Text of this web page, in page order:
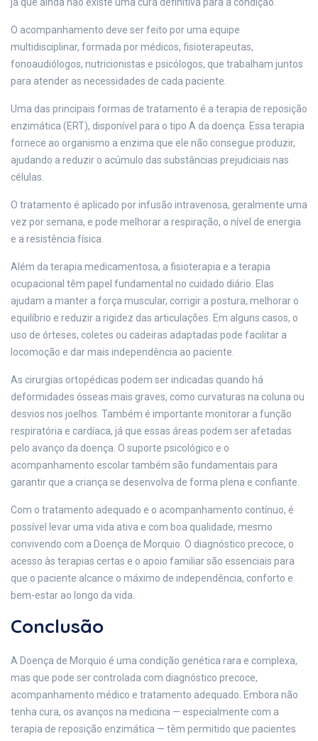
O acompanhamento deve ser feito por uma equipe
multidisciplinar, formada por médicos, fisioterapeutas,
fonoaudiólogos, nutricionistas e psicólogos, que trabalham juntos
para atender as necessidades de cada paciente.
Uma das principais formas de tratamento é a terapia de reposição
enzimática (ERT), disponível para o tipo A da doença. Essa terapia
fornece ao organismo a enzima que ele não consegue produzir,
ajudando a reduzir o acúmulo das substâncias prejudiciais nas
células.
O tratamento é aplicado por infusão intravenosa, geralmente uma
vez por semana, e pode melhorar a respiração, o nível de energia
e a resistência física.
Além da terapia medicamentosa, a fisioterapia e a terapia
ocupacional têm papel fundamental no cuidado diário. Elas
ajudam a manter a força muscular, corrigir a postura, melhorar o
equilíbrio e reduzir a rigidez das articulações. Em alguns casos, o
uso de órteses, coletes ou cadeiras adaptadas pode facilitar a
locomoção e dar mais independência ao paciente.
As cirurgias ortopédicas podem ser indicadas quando há
deformidades ósseas mais graves, como curvaturas na coluna ou
desvios nos joelhos. Também é importante monitorar a função
respiratória e cardíaca, já que essas áreas podem ser afetadas
pelo avanço da doença. O suporte psicológico e o
acompanhamento escolar também são fundamentais para
garantir que a criança se desenvolva de forma plena e confiante.
Com o tratamento adequado e o acompanhamento contínuo, é
possível levar uma vida ativa e com boa qualidade, mesmo
convivendo com a Doença de Morquio. O diagnóstico precoce, o
acesso às terapias certas e o apoio familiar são essenciais para
que o paciente alcance o máximo de independência, conforto e
bem-estar ao longo da vida.
Conclusão
A Doença de Morquio é uma condição genética rara e complexa,
mas que pode ser controlada com diagnóstico precoce,
acompanhamento médico e tratamento adequado. Embora não
tenha cura, os avanços na medicina — especialmente com a
terapia de reposição enzimática — têm permitido que pacientes